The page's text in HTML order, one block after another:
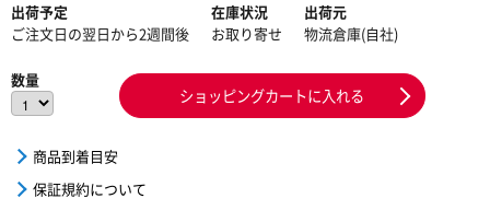
出荷予定
ご注文日の翌日から2週間後
在庫状況
お取り寄せ
出荷元
物流倉庫(自社)
数量
ショッピングカートに入れる
商品到着目安
保証規約について